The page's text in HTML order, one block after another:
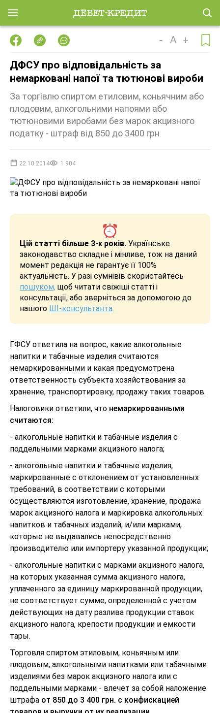
- A +
ДФСУ про відповідальність за
немарковані напої та тютюнові вироби
За торгівлю спиртом етиловим, коньячним або
плодовим, алкогольними напоями або
тютюновими виробами без марок акцизного
податку - штраф від 850 до 3400 грн
22.10.2014 1 904
Цій статті більше 3-х років. Українське
законодавство складне і мінливе, тож на даний
момент редакція не гарантує її 100%
актуальність. У разі сумнівів скористайтесь
пошуком, щоб читати свіжіші статті і
консультації, або зверніться за допомогою до
нашого ШІ-консультанта.
ГФСУ ответила на вопрос, какие алкогольные
напитки и табачные изделия считаются
немаркированными и какая предусмотрена
ответственность субъекта хозяйствования за
хранение, транспортировку, продажу таких товаров.
Налоговики ответили, что немаркированными
считаются:
- алкогольные напитки и табачные изделия с
поддельными марками акцизного налога;
- алкогольные напитки и табачные изделия,
маркированные с отклонением от установленных
требований, в соответствии с которыми
осуществляются изготовление, хранение, продажа
марок акцизного налога и маркировка алкогольных
напитков и табачных изделий, и/или марками,
которые не выдавались непосредственно
производителю или импортеру указанной продукции;
- алкогольные напитки с марками акцизного налога,
на которых указанная сумма акцизного налога,
уплаченного за единицу маркированной продукции,
не соответствует сумме, определенной с учетом
действующих на дату разлива продукции ставок
акцизного налога, крепости продукции и емкости
тары.
Торговля спиртом этиловым, коньячным или
плодовым, алкогольными напитками или табачными
изделиями без марок акцизного налога или с
поддельными марками - влечет за собой наложение
штрафа от 850 до 3 400 грн. с конфискацией